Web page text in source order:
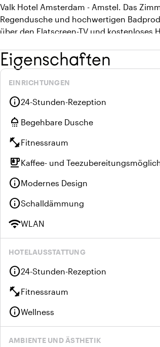
Valk Hotel Amsterdam - Amstel. Das
Regendusche und hochwertigen
über den Flatscreen-TV und kostenloses
nutzen Sie kostenlos das Fitnessstudio
Eigenschaften
EINRICHTUNGEN
info24-Stunden-Rezeption
shower Begehbare Dusche
fitness_centerFitnessraum
emoji_food_beverageKaffee- und
infoModernes Design
infoSchalldämmung
wifiWLAN
HOTELAUSSTATTUNG
info24-Stunden-Rezeption
fitness_centerFitnessraum
infoWellness
AMBIENTE UND ÄSTHETIK